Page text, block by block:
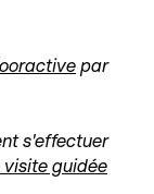
par
s'effectuer
visite guidée